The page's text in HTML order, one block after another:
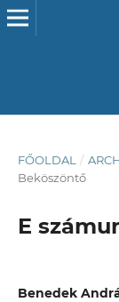
FŐOLDAL /
Beköszöntő
E
Benedek